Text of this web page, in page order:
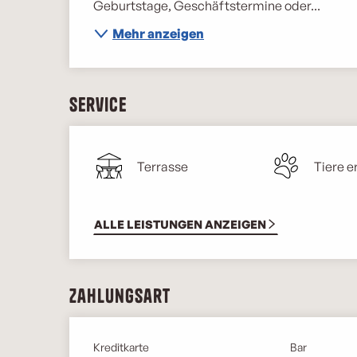
Geburtstage, Geschäftstermine oder...
Mehr anzeigen
Service
Terrasse Tiere
ALLE LEISTUNGEN ANZEIGEN
Zahlungsart
Kreditkarte Bar